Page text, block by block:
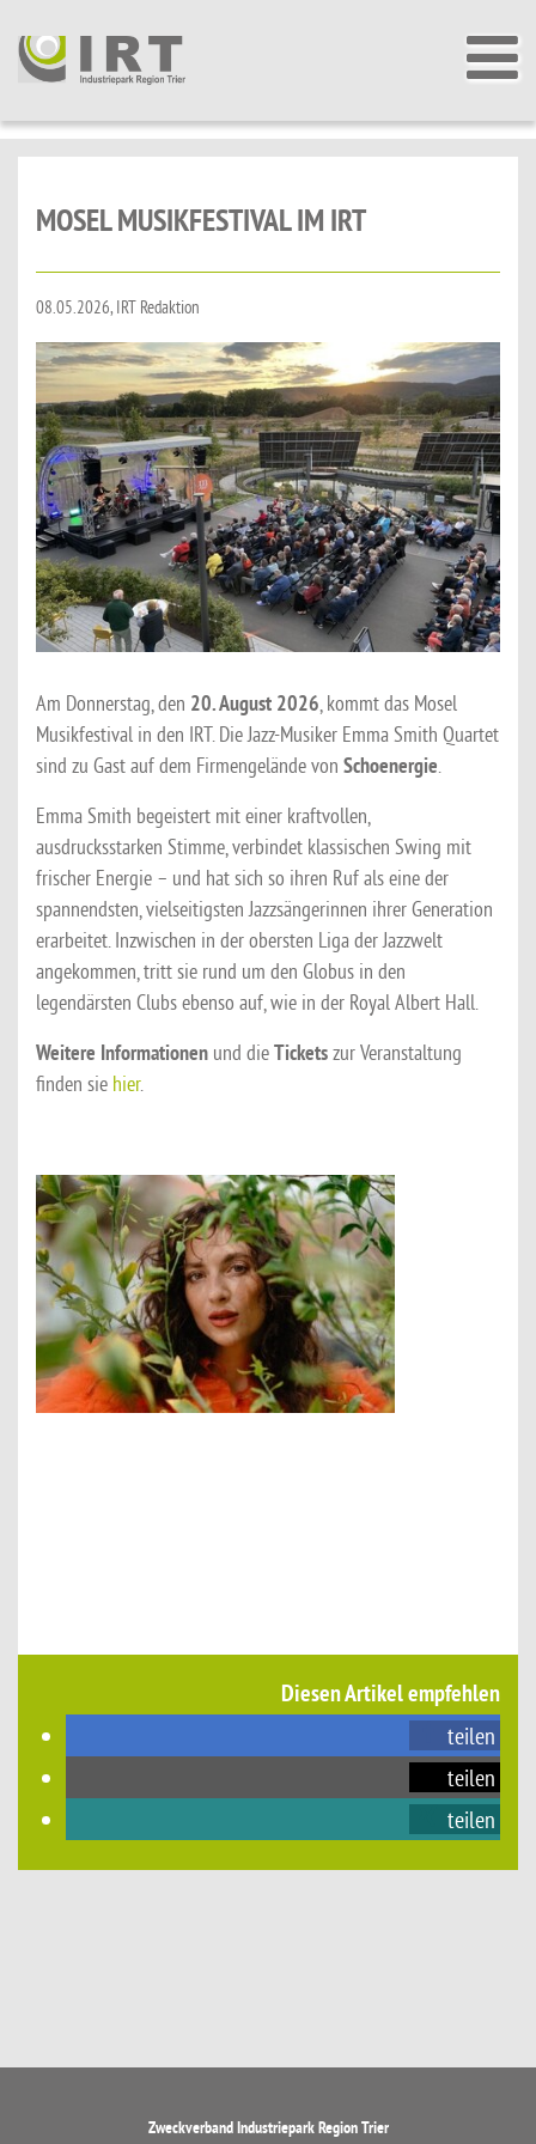
MOSEL MUSIKFESTIVAL IM IRT
08.05.2026, IRT Redaktion
Am Donnerstag, den 20. August 2026, kommt das Mosel
Musikfestival in den IRT. Die Jazz-Musiker Emma Smith Quartet
sind zu Gast auf dem Firmengelände von Schoenergie.
Emma Smith begeistert mit einer kraftvollen,
ausdrucksstarken Stimme, verbindet klassischen Swing mit
frischer Energie – und hat sich so ihren Ruf als eine der
spannendsten, vielseitigsten Jazzsängerinnen ihrer Generation
erarbeitet. Inzwischen in der obersten Liga der Jazzwelt
angekommen, tritt sie rund um den Globus in den
legendärsten Clubs ebenso auf, wie in der Royal Albert Hall.
Weitere Informationen und dieTicketszur Veranstaltung
finden sie hier.
Diesen Artikel empfehlen
teilen
teilen
teilen
Zweckverband Industriepark Region Trier